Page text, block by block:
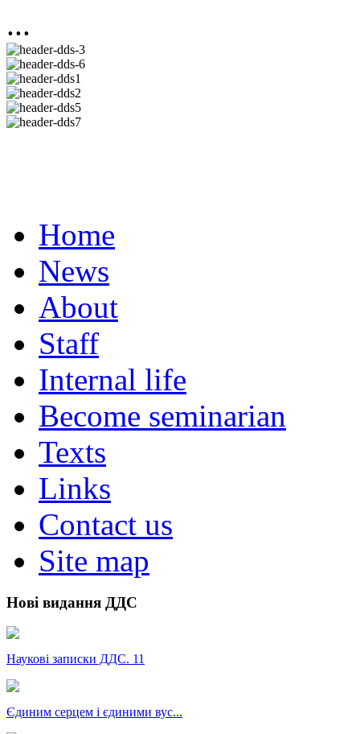
...
Home
News
About
Staff
Internal life
Become seminarian
Texts
Links
Contact us
Site map
Нові видання ДДС
Наукові записки ДДС. 11
Єдиним серцем і єдиними вус...